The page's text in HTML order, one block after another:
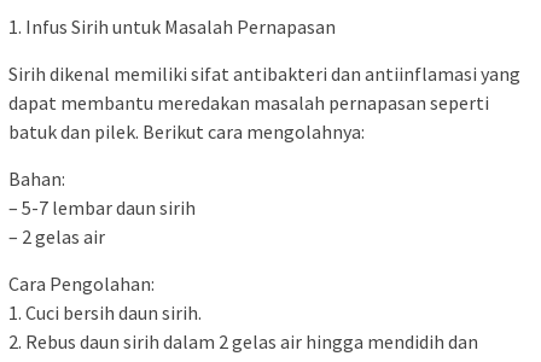
1. Infus Sirih untuk Masalah Pernapasan
Sirih dikenal memiliki sifat antibakteri dan antiinflamasi yang
dapat membantu meredakan masalah pernapasan seperti
batuk dan pilek. Berikut cara mengolahnya:
Bahan:
– 5-7 lembar daun sirih
– 2 gelas air
Cara Pengolahan:
1. Cuci bersih daun sirih.
2. Rebus daun sirih dalam 2 gelas air hingga mendidih dan